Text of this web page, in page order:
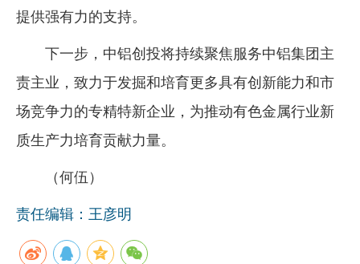
提供强有力的支持。
下一步，中铝创投将持续聚焦服务中铝集团主
责主业，致力于发掘和培育更多具有创新能力和市
场竞争力的专精特新企业，为推动有色金属行业新
质生产力培育贡献力量。
（何伍）
责任编辑：王彦明